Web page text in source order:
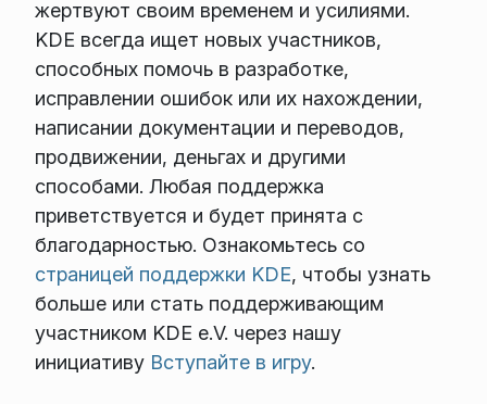
жертвуют своим временем и усилиями.
KDE всегда ищет новых участников,
способных помочь в разработке,
исправлении ошибок или их нахождении,
написании документации и переводов,
продвижении, деньгах и другими
способами. Любая поддержка
приветствуется и будет принята с
благодарностью. Ознакомьтесь со
страницей поддержки KDE, чтобы узнать
больше или стать поддерживающим
участником KDE e.V. через нашу
инициативу Вступайте в игру.